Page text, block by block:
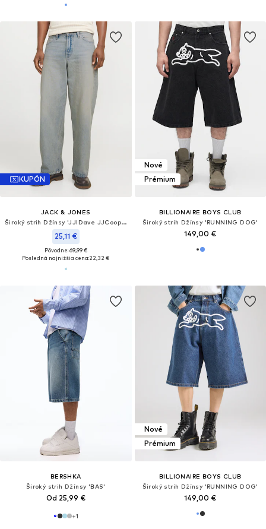
KUPÓN
JACK & JONES
Široký strih Džínsy 'JJIDave JJCooper'
25,11 €
Pôvodne: 69,99 €
Posledná najnižšia cena:22,32 €
Nové
Prémium
BILLIONAIRE BOYS CLUB
Široký strih Džínsy 'RUNNING DOG'
149,00 €
BERSHKA
Široký strih Džínsy 'BAS'
Od 25,99 €
+1
Nové
Prémium
BILLIONAIRE BOYS CLUB
Široký strih Džínsy 'RUNNING DOG'
149,00 €